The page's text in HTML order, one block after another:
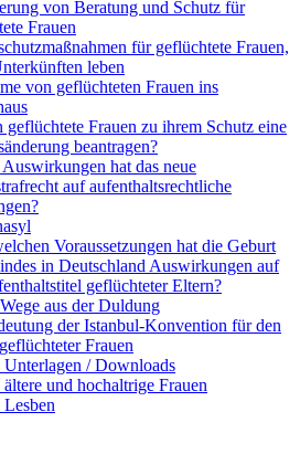
von Beratung und Schutz für
Frauen
für geflüchtete Frauen,
leben
von geflüchteten Frauen ins
geflüchtete Frauen zu ihrem Schutz eine
beantragen?
hat das neue
auf aufenthaltsrechtliche
Voraussetzungen hat die Geburt
in Deutschland Auswirkungen auf
geflüchteter Eltern?
aus der Duldung
der Istanbul-Konvention für den
Frauen
Unterlagen / Downloads
und hochaltrige Frauen